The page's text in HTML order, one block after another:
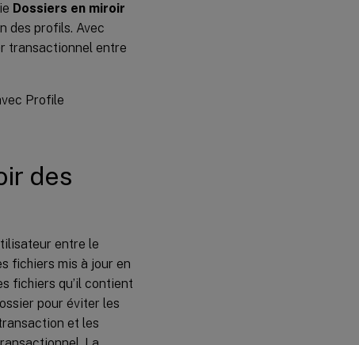
Dossiers en miroir
des profils. Avec
transactionnel entre
Profile
des
entre le
fichiers mis à jour en
fichiers qu’il contient
pour éviter les
et les